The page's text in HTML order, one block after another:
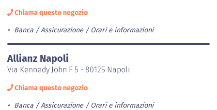
Chiama questo negozio
Banca / Assicurazione Orari e informazioni
Allianz Napoli
Via Kennedy John F 5 - 80125 Napoli
Chiama questo negozio
Banca / Assicurazione Orari e informazioni